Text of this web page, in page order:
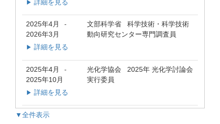
▶ 詳細を見る
2025年4月 -
2026年3月
文部科学省 科学技術・科学技術
動向研究センター専門調査員
▶ 詳細を見る
2025年4月 -
2025年10月
光化学協会 2025年 光化学討論会
実行委員
▶ 詳細を見る
▼全件表示